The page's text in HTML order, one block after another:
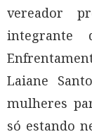
vereador
integrante
Laiane
mulheres
só estando